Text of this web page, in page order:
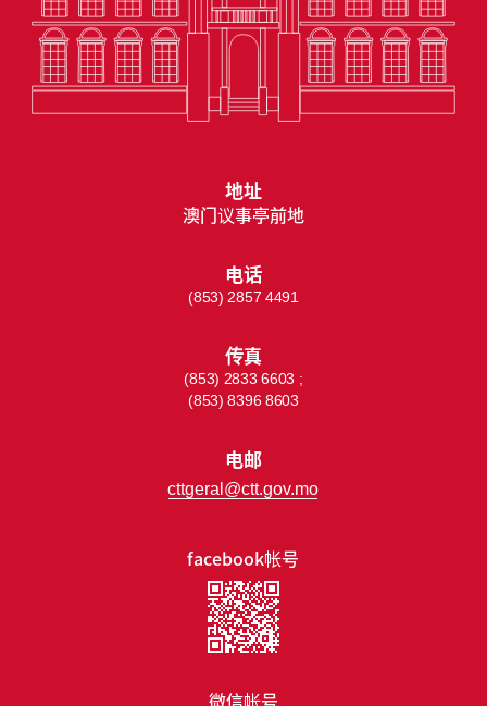
facebook帐号
地址
澳门议事亭前地
电话
(853) 2857 4491
传真
(853) 2833 6603 ;
(853) 8396 8603
电邮
cttgeral@ctt.gov.mo